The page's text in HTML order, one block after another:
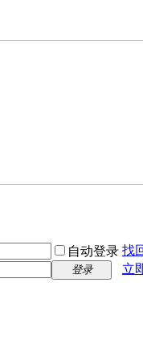
自动登录 找
登录
立